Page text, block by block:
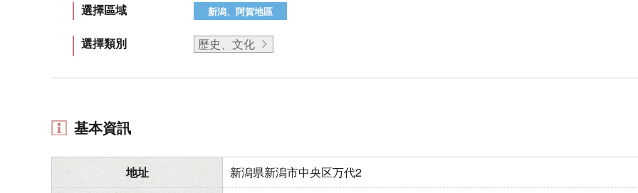
選擇區域 新潟、阿賀地區
選擇類別 歷史、文化
基本資訊
地址 新潟県新潟市中央区万代2